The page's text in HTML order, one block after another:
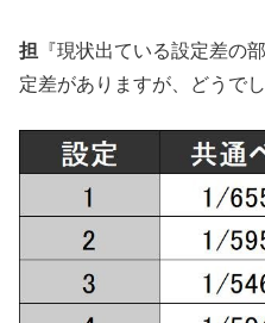
担 『現状出ている設定差の
定差がありますが、どうでし